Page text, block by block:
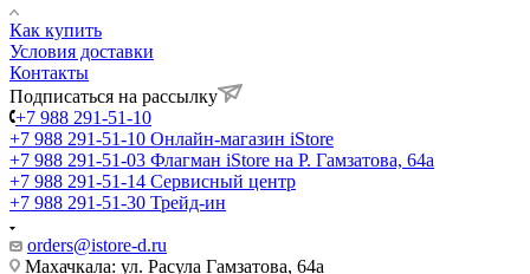
Как купить
Условия доставки
Контакты
Подписаться на рассылку
+7 988 291-51-10
+7 988 291-51-10 Онлайн-магазин iStore
+7 988 291-51-03 Флагман iStore на Р. Гамзатова, 64а
+7 988 291-51-14 Сервисный центр
+7 988 291-51-30 Трейд-ин
orders@istore-d.ru
Махачкала: ул. Расула Гамзатова, 64а